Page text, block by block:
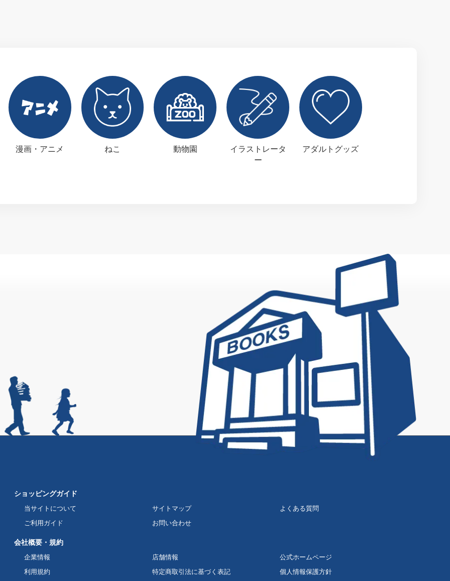
漫画・アニメ ねこ 動物園
イラストレータ
ー
アダルトグッズ
ショッピングガイド
当サイトについて サイトマップ
よくある質問
ご利用ガイド
お問い合わせ
会社概要・規約
企業情報 店舗情報
公式ホームページ
利用規約
特定商取引法に基づく表記 個人情報保護方針